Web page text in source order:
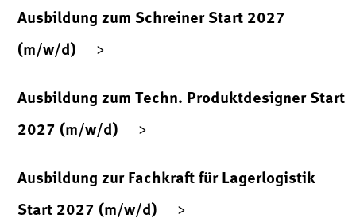
Ausbildung zum Schreiner Start 2027
(m/w/d)
Ausbildung zum Techn. Produktdesigner Start
2027 (m/w/d)
Ausbildung zur Fachkraft für Lagerlogistik
Start 2027 (m/w/d)